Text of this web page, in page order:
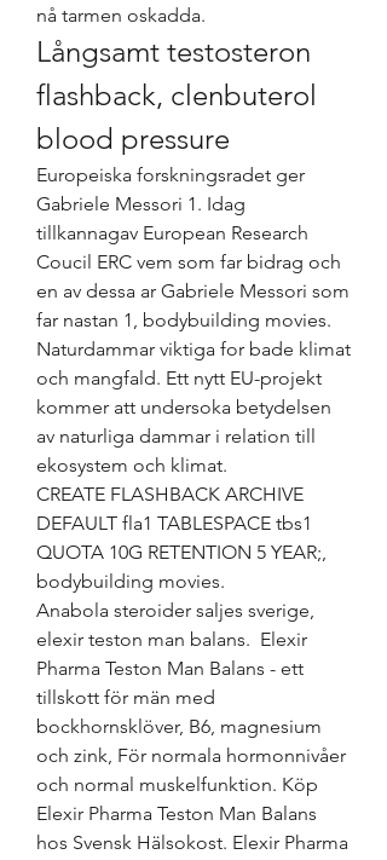
nå tarmen oskadda.
Långsamt testosteron
flashback, clenbuterol
blood pressure
Europeiska forskningsradet ger
Gabriele Messori 1. Idag
tillkannagav European Research
Coucil ERC vem som far bidrag och
en av dessa ar Gabriele Messori som
far nastan 1, bodybuilding movies.
Naturdammar viktiga for bade klimat
och mangfald. Ett nytt EU-projekt
kommer att undersoka betydelsen
av naturliga dammar i relation till
ekosystem och klimat.
CREATE FLASHBACK ARCHIVE
DEFAULT fla1 TABLESPACE tbs1
QUOTA 10G RETENTION 5 YEAR;,
bodybuilding movies.
Anabola steroider saljes sverige,
elexir teston man balans.  Elexir
Pharma Teston Man Balans - ett
tillskott för män med
bockhornsklöver, B6, magnesium
och zink, För normala hormonnivåer
och normal muskelfunktion. Köp
Elexir Pharma Teston Man Balans
hos Svensk Hälsokost. Elexir Pharma